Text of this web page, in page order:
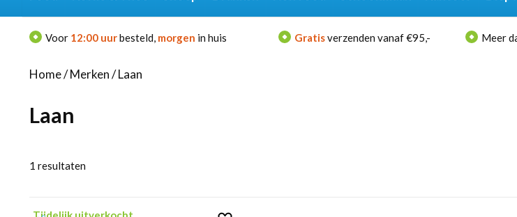
Voor 12:00 uurbesteld, morgen in huis Gratisverzenden vanaf €95,- Meer
Home/Merken/Laan
Laan
1 resultaten